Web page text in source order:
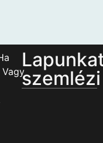
szemlézi